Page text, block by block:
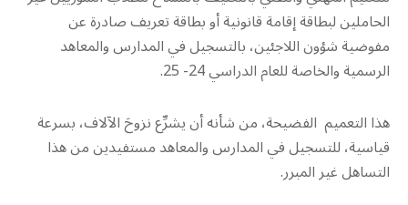
الحاملين لبطاقة إقامة قانونية أو بطاقة تعريف صادرة عن
مفوضية شؤون اللاجئين، بالتسجيل في المدارس والمعاهد
الرسمية والخاصة للعام الدراسي 24- 25.
هذا التعميم الفضيحة، من شأنه أن يشرِّع نزوحَ الآلاف، بسرعة
قياسية، للتسجيل في المدارس والمعاهد مستفيدين من هذا
التساهل غير المبرر.